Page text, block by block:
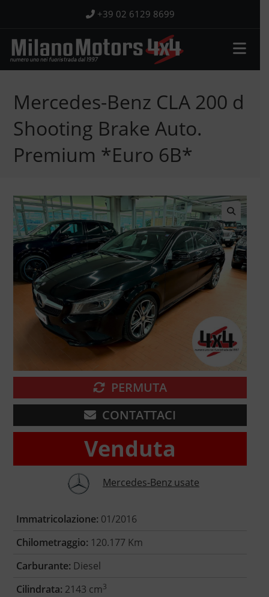
contenuto
+39 02 6129 8699
Mercedes-Benz CLA 200 d
Shooting Brake Auto.
Premium *Euro 6B*
🔍
PERMUTA
CONTATTACI
Venduta
Mercedes-Benz usate
Immatricolazione: 01/2016
Chilometraggio: 120.177 Km
Carburante: Diesel
Cilindrata: 2143 cm3